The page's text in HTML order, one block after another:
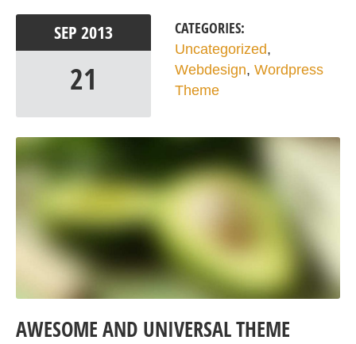
SEP 2013
21
CATEGORIES:
Uncategorized,
Webdesign, Wordpress
Theme
AWESOME AND UNIVERSAL THEME